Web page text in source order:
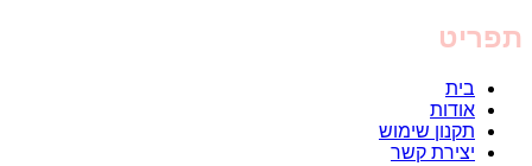
תפריט
בית
אודות
תקנון שימוש
יצירת קשר